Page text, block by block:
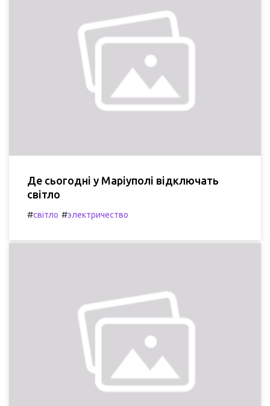
Де сьогодні у Маріуполі відключать
світло
#світло #электричество